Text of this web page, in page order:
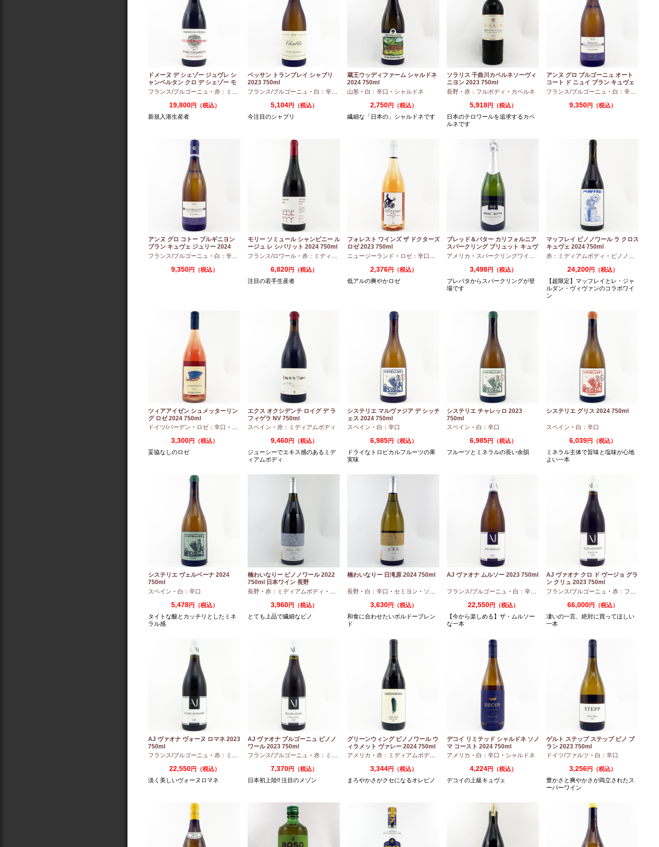
ドメーヌ デ シェゾー ジュヴレ シ
ャンベルタン クロ デ シェゾー モ
ノポール 2023 750ml
フランス/ブルゴーニュ ・ 赤：ミディアムボディ ・ピノノワール
19,800円（税込）
新規入港生産者
ベッサン トランブレイ シャブリ
2023 750ml
フランス/ブルゴーニュ ・ 白：辛口 シャルドネ
5,104円（税込）
今注目のシャブリ
蔵王ウッディファーム シャルドネ
2024 750ml
山形・ 白：辛口 ・ シャルドネ
2,750円（税込）
繊細な「日本の」シャルドネです
ソラリス 千曲川カベルネソーヴィ
ニヨン 2023 750ml
長野・ 赤：フルボディ ・ カベルネ
5,918円（税込）
日本のテロワールを追求するカベ
ルネです
アンヌ グロ ブルゴーニュ オート
コート ド ニュイ ブラン キュヴェ
マリーヌ 2024 750ml
フランス/ブルゴーニュ ・ 白：辛口
9,350円（税込）
アンヌ グロ コトー ブルギニヨン
ブラン キュヴェ ジュリー 2024
フランス/ブルゴーニュ ・ 白：辛口 シャルドネ
9,350円（税込）
モリー ソミュール シャンピニー ル
ージュ レ シバリット 2024 750ml
フランス/ロワール・ 赤：ミディアムボディ ・カベルネフラン
6,820円（税込）
注目の若手生産者
フォレスト ワインズ ザ ドクターズ
ロゼ 2023 750ml
ニュージーランド ・ ロゼ：辛口 ピノノワール
2,376円（税込）
低アルの爽やかロゼ
ブレッド＆バター カリフォルニア
スパークリング ブリュット キュヴ
ェ NV 750ml
アメリカ ・ スパークリングワイン シャルドネ
3,498円（税込）
ブレバタからスパークリングが登
場です
マッフレイ ピノノワール ラ クロス
キュヴェ 2024 750ml
赤：ミディアムボディ ・ ピノノワール
24,200円（税込）
【超限定】マッフレイとレ・ジャ
ルダン・ヴィヴァンのコラボワイ
ン
ツィアアイゼン シュメッターリン
グ ロゼ 2024 750ml
ドイツ/バーデン ・ ロゼ：辛口 ・ ピノノワール
3,300円（税込）
妥協なしのロゼ
エクス オクシデンテ ロイグ デ ラ
フィゲラ NV 750ml
（2022/2023）
スペイン ・ 赤：ミディアムボディ
9,460円（税込）
ジューシーでエキス感のあるミデ
ィアムボディ
システリエ マルヴァジア デ シッチ
ェス 2024 750ml
スペイン ・ 白：辛口
6,985円（税込）
ドライなトロピカルフルーツの果
実味
システリエ チャレッロ 2023
750ml
スペイン ・ 白：辛口
6,985円（税込）
フルーツとミネラルの長い余韻
システリエ グリス 2024 750ml
スペイン ・ 白：辛口
6,039円（税込）
ミネラル主体で旨味と塩味が心地
よい一本
システリエ ヴェルベーナ 2024
750ml
スペイン ・ 白：辛口
5,478円（税込）
タイトな酸とカッチリとしたミネ
ラル感
楠わいなりー ピノノワール 2022
750ml 日本ワイン 長野
長野・ 赤：ミディアムボディ ・ ピノノワール
3,960円（税込）
とても上品で繊細なピノ
楠わいなりー 日滝原 2024 750ml
長野・ 白：辛口 ・ セミヨン ・ ソーヴィニオンブラン
3,630円（税込）
和食に合わせたいボルドーブレン
ド
AJ ヴァオナ ムルソー 2023 750ml
フランス/ブルゴーニュ ・ 白：辛口 シャルドネ
22,550円（税込）
【今から楽しめる】ザ・ムルソー
な一本
AJ ヴァオナ クロ ド ヴージョ グラ
ン クリュ 2023 750ml
フランス/ブルゴーニュ ・ 赤：フルボディ
66,000円（税込）
凄いの一言、絶対に買ってほしい
一本
AJ ヴァオナ ヴォーヌ ロマネ 2023
750ml
フランス/ブルゴーニュ ・ 赤：ミディアムボディ ・ピノノワール
22,550円（税込）
淡く美しいヴォーヌロマネ
AJ ヴァオナ ブルゴーニュ ピノノ
ワール 2023 750ml
フランス/ブルゴーニュ ・ 赤：ミディアムボディ ・ピノノワール
7,370円（税込）
日本初上陸!! 注目のメゾン
グリーンウィング ピノノワール ウ
ィラメット ヴァレー 2024 750ml
アメリカ ・ 赤：ミディアムボディ ピノノワール
3,344円（税込）
まろやかさがクセになるオレピノ
デコイ リミテッド シャルドネ ソノ
マ コースト 2024 750ml
アメリカ ・ 白：辛口 ・ シャルドネ
4,224円（税込）
デコイの上級キュヴェ
ゲルト ステップ ステップ ピノ ブ
ラン 2023 750ml
ドイツ/ファルツ ・ 白：辛口
3,256円（税込）
豊かさと爽やかさが両立されたス
ーパーワイン